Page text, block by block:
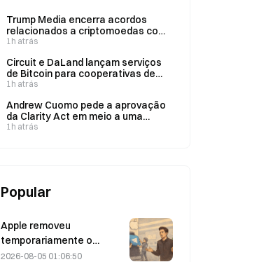
Trump Media encerra acordos
relacionados a criptomoedas com
a Crypto.com e a Yorkville
1h atrás
Circuit e DaLand lançam serviços
de Bitcoin para cooperativas de
crédito
1h atrás
Andrew Cuomo pede a aprovação
da Clarity Act em meio a uma
disputa ética bipartidária
1h atrás
Popular
Apple removeu
temporariamente o
Telegram por causa de
2026-08-05 01:06:50